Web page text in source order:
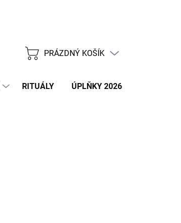
NÁKUPNÍ
PRÁZDNÝ KOŠÍK
RITUÁLY ÚPLŇKY 2026